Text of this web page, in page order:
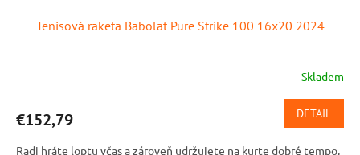
Tenisová raketa Babolat Pure Strike 100 16x20 2024
Skladem
€152,79 DETAIL
Radi hráte loptu včas a zároveň udržujete na kurte dobré tempo,